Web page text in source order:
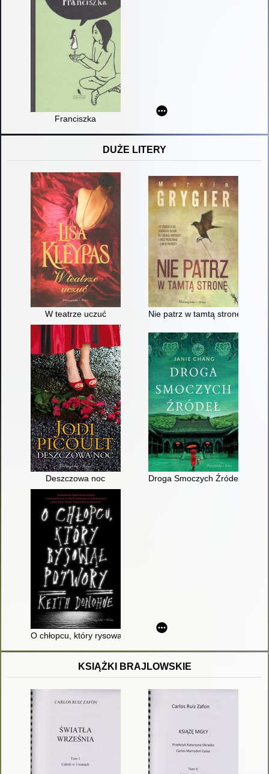
Franciszka
DUŻE LITERY
W teatrze uczuć Nie patrz w tamtą stronę
Deszczowa noc Droga Smoczych Źródeł
O chłopcu, który rysował potwory
KSIĄŻKI BRAJLOWSKIE